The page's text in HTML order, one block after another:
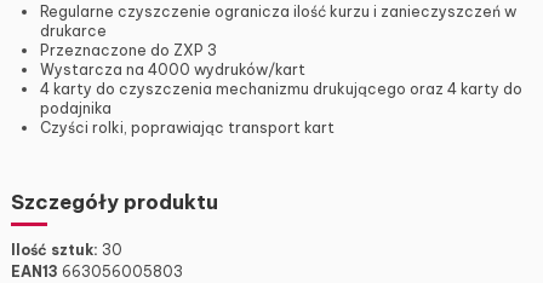
Regularne czyszczenie ogranicza ilość kurzu i zanieczyszczeń w
drukarce
Przeznaczone do ZXP 3
Wystarcza na 4000 wydruków/kart
4 karty do czyszczenia mechanizmu drukującego oraz 4 karty do
podajnika
Czyści rolki, poprawiając transport kart
Szczegóły produktu
Ilość sztuk: 30
EAN13 663056005803